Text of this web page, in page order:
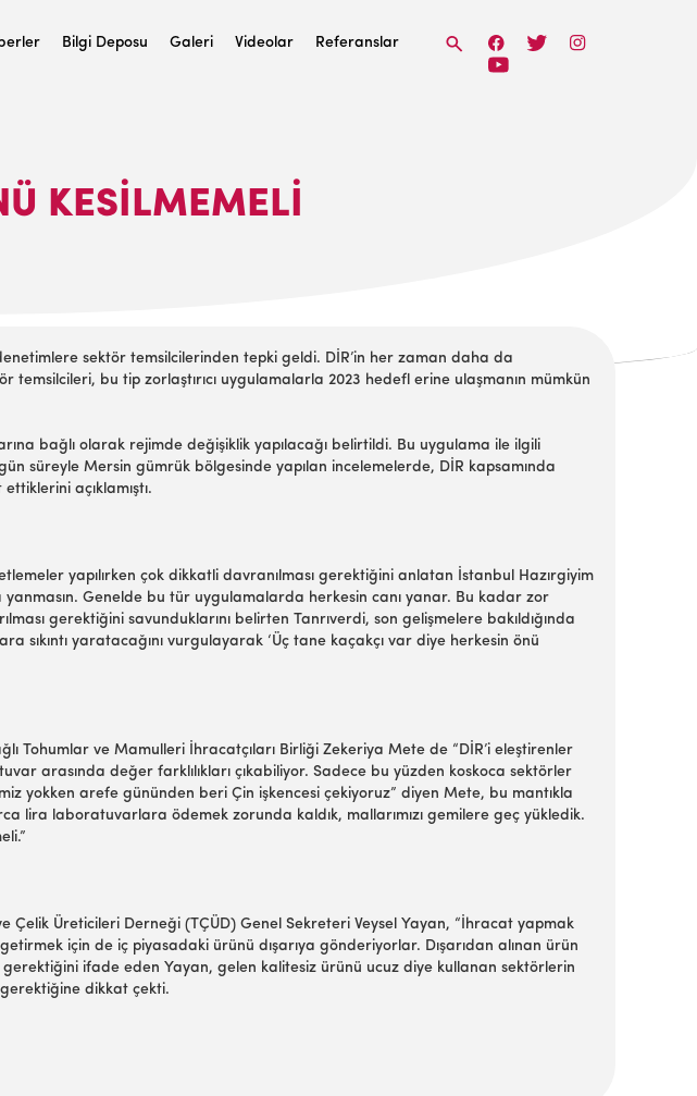
Bilgi Deposu Galeri Videolar
Referanslar
KESILMEMELI
sektör temsilcilerinden tepki geldi. DİR’in her zaman daha da
temsilcileri, bu tip zorlaştırıcı uygulamalarla 2023 hedefl erine ulaşmanın mümkün
bağlı olarak rejimde değişiklik yapılacağı belirtildi. Bu uygulama ile ilgili
süreyle Mersin gümrük bölgesinde yapılan incelemelerde, DİR kapsamında
açıklamıştı.
yapılırken çok dikkatli davranılması gerektiğini anlatan İstanbul Hazırgiyim
yanmasın. Genelde bu tür uygulamalarda herkesin canı yanar. Bu kadar zor
gerektiğini savunduklarını belirten Tanrıverdi, son gelişmelere bakıldığında
yaratacağını vurgulayarak ‘Üç tane kaçakçı var diye herkesin önü
Tohumlar ve Mamulleri İhracatçıları Birliği Zekeriya Mete de “DİR’i eleştirenler
arasında değer farklılıkları çıkabiliyor. Sadece bu yüzden koskoca sektörler
yokken arefe gününden beri Çin işkencesi çekiyoruz” diyen Mete, bu mantıkla
lira laboratuvarlara ödemek zorunda kaldık, mallarımızı gemilere geç yükledik.
Çelik Üreticileri Derneği (TÇÜD) Genel Sekreteri Veysel Yayan, “İhracat yapmak
için de iç piyasadaki ürünü dışarıya gönderiyorlar. Dışarıdan alınan ürün
gerektiğini ifade eden Yayan, gelen kalitesiz ürünü ucuz diye kullanan sektörlerin
gerektiğine dikkat çekti.